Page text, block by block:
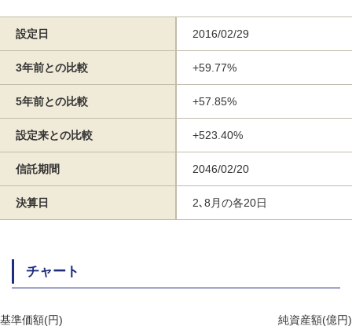
設定日 2016/02/29
3年前との比較 +59.77%
5年前との比較 +57.85%
設定来との比較 +523.40%
信託期間 2046/02/20
決算日 2､8月の各20日
チャート
基準価額(円) 純資産額(億円)